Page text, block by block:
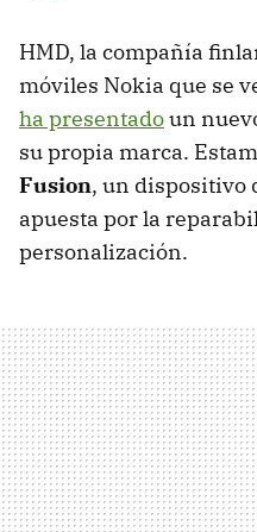
HMD, la compañía
móviles Nokia que se
ha presentadoun
su propia marca.
Fusion, un dispositivo
apuesta por la
personalización.